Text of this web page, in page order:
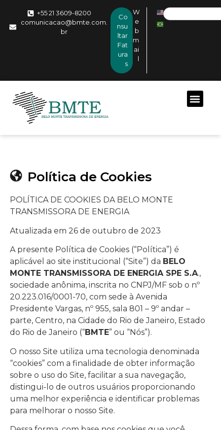
+55 21 3609-8200
comunicacao@bmte.com.
br
Co
nsu
ltar
Fat
ura
s
W
e
b
m
ai
l
Política de Cookies
POLÍTICA DE COOKIES DA BELO MONTE
TRANSMISSORA DE ENERGIA
Atualizada em 26 de outubro de 2023
A presente Política de Cookies (“Política”) é
aplicável ao site institucional (“Site”) da BELO
MONTE TRANSMISSORA DE ENERGIA SPE S.A.,
sociedade anônima, inscrita no CNPJ/MF sob o nº
20.223.016/0001-70, com sede à Avenida
Presidente Vargas, nº 955, sala 801 – 9º andar –
parte, Centro, na Cidade do Rio de Janeiro, Estado
do Rio de Janeiro (“BMTE” ou “Nós”).
O nosso Site utiliza uma tecnologia denominada
“cookies” com a finalidade de obter informação
sobre o uso do Site, facilitar a sua navegação,
distingui-lo de outros usuários proporcionando
uma melhor experiência e identificar problemas
para melhorar o nosso Site.